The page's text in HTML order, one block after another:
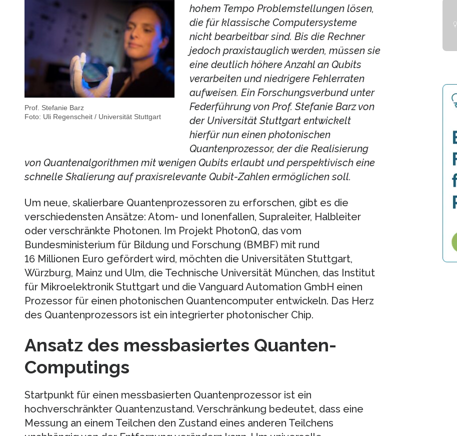
Prof. Stefanie Barz
Foto: Uli Regenscheit / Universität Stuttgart
hohem Tempo Problemstellungen lösen,
die für klassische Computersysteme
nicht bearbeitbar sind. Bis die Rechner
jedoch praxistauglich werden, müssen sie
eine deutlich höhere Anzahl an Qubits
verarbeiten und niedrigere Fehlerraten
aufweisen. Ein Forschungsverbund unter
Federführung von Prof. Stefanie Barz von
der Universität Stuttgart entwickelt
hierfür nun einen photonischen
Quantenprozessor, der die Realisierung
von Quantenalgorithmen mit wenigen Qubits erlaubt und perspektivisch eine
schnelle Skalierung auf praxisrelevante Qubit-Zahlen ermöglichen soll.
Um neue, skalierbare Quantenprozessoren zu erforschen, gibt es die
verschiedensten Ansätze: Atom- und Ionenfallen, Supraleiter, Halbleiter
oder verschränkte Photonen. Im Projekt PhotonQ, das vom
Bundesministerium für Bildung und Forschung (BMBF) mit rund
16 Millionen Euro gefördert wird, möchten die Universitäten Stuttgart,
Würzburg, Mainz und Ulm, die Technische Universität München, das Institut
für Mikroelektronik Stuttgart und die Vanguard Automation GmbH einen
Prozessor für einen photonischen Quantencomputer entwickeln. Das Herz
des Quantenprozessors ist ein integrierter photonischer Chip.
Ansatz des messbasiertes Quanten-
Computings
Startpunkt für einen messbasierten Quantenprozessor ist ein
hochverschränkter Quantenzustand. Verschränkung bedeutet, dass eine
Messung an einem Teilchen den Zustand eines anderen Teilchens